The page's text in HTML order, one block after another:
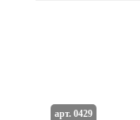
арт. 0429